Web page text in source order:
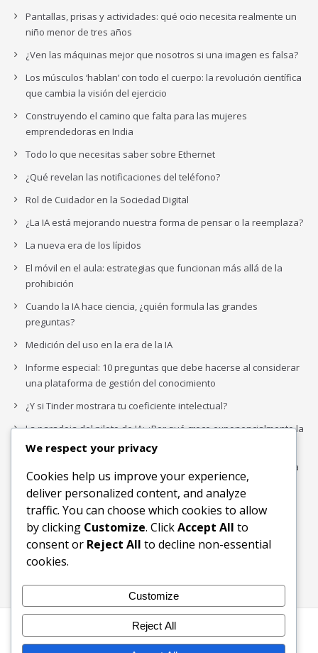
Pantallas, prisas y actividades: qué ocio necesita realmente un
niño menor de tres años
¿Ven las máquinas mejor que nosotros si una imagen es falsa?
Los músculos ‘hablan’ con todo el cuerpo: la revolución científica
que cambia la visión del ejercicio
Construyendo el camino que falta para las mujeres
emprendedoras en India
Todo lo que necesitas saber sobre Ethernet
¿Qué revelan las notificaciones del teléfono?
Rol de Cuidador en la Sociedad Digital
¿La IA está mejorando nuestra forma de pensar o la reemplaza?
La nueva era de los lípidos
El móvil en el aula: estrategias que funcionan más allá de la
prohibición
Cuando la IA hace ciencia, ¿quién formula las grandes
preguntas?
Medición del uso en la era de la IA
Informe especial: 10 preguntas que debe hacerse al considerar
una plataforma de gestión del conocimiento
¿Y si Tinder mostrara tu coeficiente intelectual?
La paradoja del piloto de IA: ¿Por qué crece exponencialmente la
complejidad de la IA empresarial?
Los organigramas de marketing se crearon para los canales. La
IA acaba de dejarlos obsoletos.
Buscar
Buscar
Inicio Blog
Bloques Temáticos
We respect your privacy
Cookies help us improve your experience,
deliver personalized content, and analyze
traffic. You can choose which cookies to allow
by clicking Customize. ClickAccept All to
consent or Reject All to decline non-essential
cookies.
Customize
Reject All